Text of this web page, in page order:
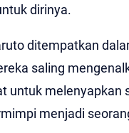
dirinya.
ditempatkan
saling
untuk
menjadi